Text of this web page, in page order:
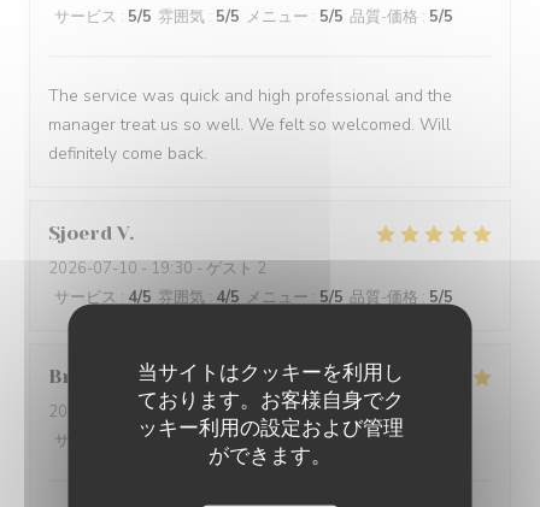
当サイトはクッキーを利用し
ております。お客様自身でク
ッキー利用の設定および管理
ができます。
サービス : 5/5 雰囲気 : 5/5 メニュー : 5/5 品質-価格 : 5/5
The service was quick and high professional and the
manager treat us so well. We felt so welcomed. Will
definitely come back.
Sjoerd V
2026-07-10 - 19:30 - ゲスト 2
サービス : 4/5 雰囲気 : 4/5 メニュー : 5/5 品質-価格 : 5/5
Bruce
2026-07-09
- 19:30 - ゲスト 4
サービス
/5 雰囲気: 5 /5 メニュー: 5/5 品質-価格